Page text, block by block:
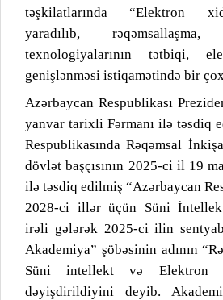
təşkilatlarında “Elektron
yaradılıb,
texnologiyalarının tətbiqi,
genişlənməsi istiqamətində bir
Azərbaycan Respublikası
yanvar tarixli Fərmanı ilə təsdiq
Respublikasında Rəqəmsal
dövlət başçısının 2025-ci il 19
ilə təsdiq edilmiş “Azərbaycan
2028-ci illər üçün Süni İntellekt
irəli gələrək 2025-ci ilin
Akademiya” şöbəsinin adının
Süni intellekt və Elektron
dəyişdirildiyini deyib.